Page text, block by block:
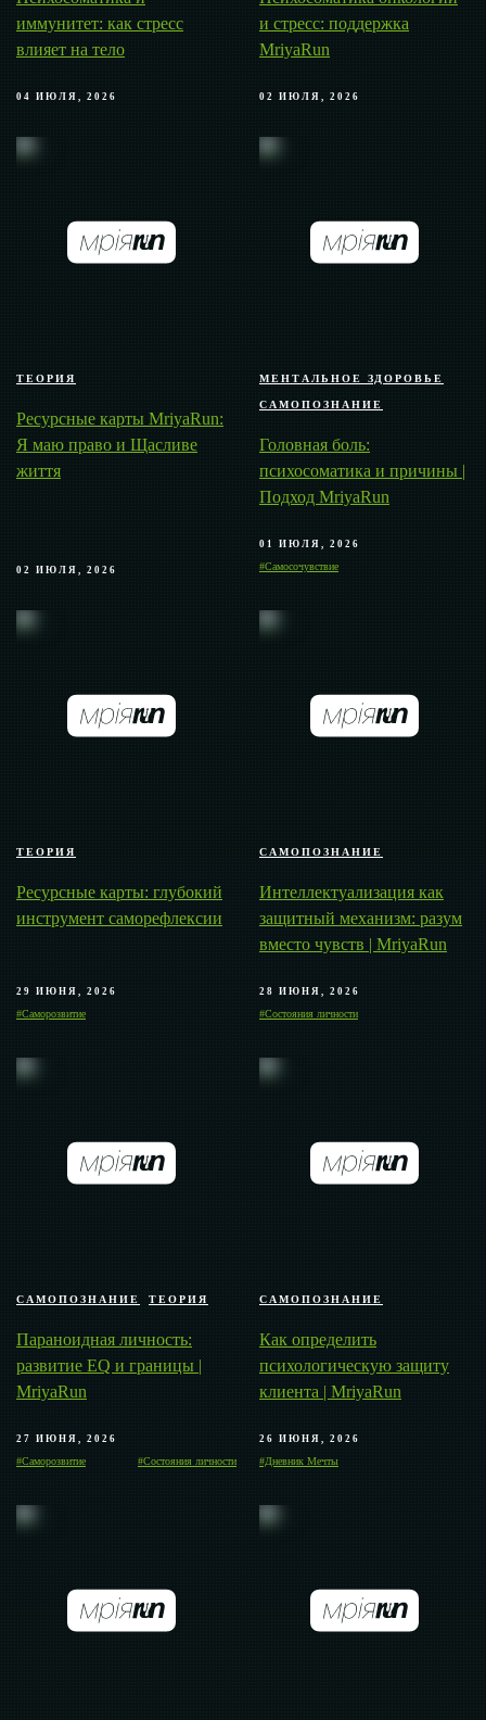
иммунитет: как стресс
влияет на тело
04 ИЮЛЯ, 2026
и стресс: поддержка
MriyaRun
02 ИЮЛЯ, 2026
ТЕОРИЯ
Ресурсные карты MriyaRun:
Я маю право и Щасливе
життя
02 ИЮЛЯ, 2026
МЕНТАЛЬНОЕ ЗДОРОВЬЕ
САМОПОЗНАНИЕ
Головная боль:
психосоматика и причины |
Подход MriyaRun
01 ИЮЛЯ, 2026
#Самосочувствие
ТЕОРИЯ
Ресурсные карты: глубокий
инструмент саморефлексии
29 ИЮНЯ, 2026
#Саморозвитие
САМОПОЗНАНИЕ
Интеллектуализация как
защитный механизм: разум
вместо чувств | MriyaRun
28 ИЮНЯ, 2026
#Состояния личности
САМОПОЗНАНИЕ ТЕОРИЯ
Параноидная личность:
развитие EQ и границы |
MriyaRun
27 ИЮНЯ, 2026
#Саморозвитие #Состояния личности
САМОПОЗНАНИЕ
Как определить
психологическую защиту
клиента | MriyaRun
26 ИЮНЯ, 2026
#Дневник Мечты